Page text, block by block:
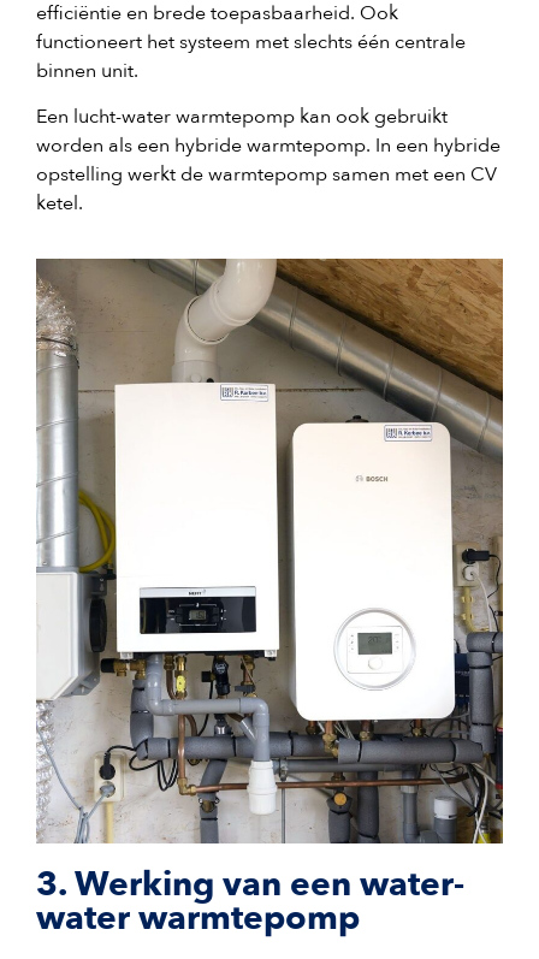
efficiëntie en brede toepasbaarheid. Ook
functioneert het systeem met slechts één centrale
binnen unit.
Een lucht-water warmtepomp kan ook gebruikt
worden als een hybride warmtepomp. In een hybride
opstelling werkt de warmtepomp samen met een CV
ketel.
3. Werking van een water-
water warmtepomp